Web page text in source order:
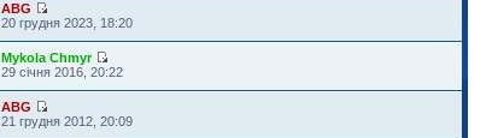
ABG
20 грудня 2023, 18:20
Mykola Chmyr
29 січня 2016, 20:22
ABG
21 грудня 2012, 20:09